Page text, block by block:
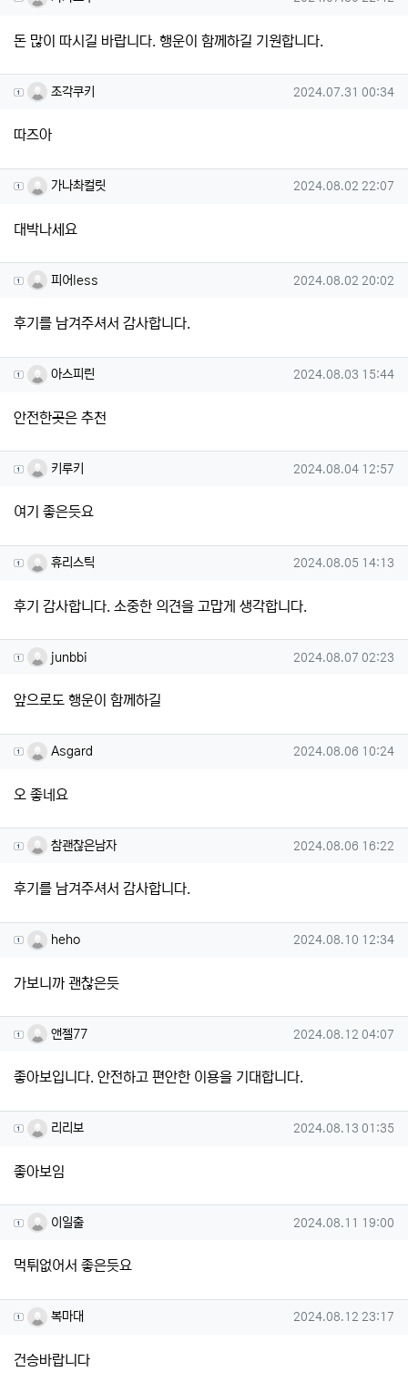
돈 많이 따시길 바랍니다. 행운이 함께하길 기원합니다.
조각쿠키님의 댓글
조각쿠키 작성일
2024.07.31 00:34
따즈아
가나촤컬릿님의 댓글
가나촤컬릿 작성일
2024.08.02 22:07
대박나세요
피어less님의 댓글
피어less 작성일
2024.08.02 20:02
후기를 남겨주셔서 감사합니다.
아스피린님의 댓글
아스피린 작성일
2024.08.03 15:44
안전한곳은 추천
키루키님의 댓글
키루키 작성일
2024.08.04 12:57
여기 좋은듯요
휴리스틱님의 댓글
휴리스틱 작성일
2024.08.05 14:13
후기 감사합니다. 소중한 의견을 고맙게 생각합니다.
junbbi님의 댓글
junbbi 작성일
2024.08.07 02:23
앞으로도 행운이 함께하길
Asgard님의 댓글
Asgard 작성일
2024.08.06 10:24
오 좋네요
참괜찮은남자님의 댓글
참괜찮은남자 작성일
2024.08.06 16:22
후기를 남겨주셔서 감사합니다.
heho님의 댓글
heho 작성일
2024.08.10 12:34
가보니까 괜찮은듯
앤젤77님의 댓글
앤젤77 작성일
2024.08.12 04:07
좋아보입니다. 안전하고 편안한 이용을 기대합니다.
리리보님의 댓글
리리보 작성일
2024.08.13 01:35
좋아보임
이일출님의 댓글
이일출 작성일
2024.08.11 19:00
먹튀없어서 좋은듯요
복마대님의 댓글
복마대 작성일
2024.08.12 23:17
건승바랍니다